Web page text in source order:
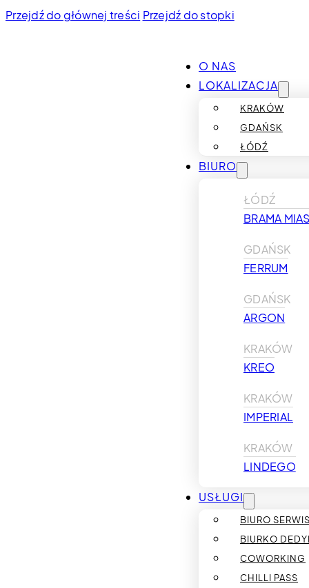
Przejdź do głównej treści Przejdź do stopki
O NAS
LOKALIZACJA
KRAKÓW
GDAŃSK
ŁÓDŹ
BIURO
ŁÓDŹ
BRAMA
GDAŃSK
FERRUM
GDAŃSK
ARGON
KRAKÓW
KREO
KRAKÓW
IMPERIAL
KRAKÓW
LINDEGO
USŁUGI
BIURO
BIURKO
COWORKING
CHILLI PASS